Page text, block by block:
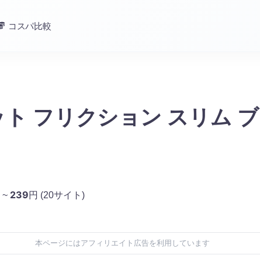
コスパ比較
フリクション スリム
~ 239円 (20サイト)
本ページにはアフィリエイト広告を利用しています